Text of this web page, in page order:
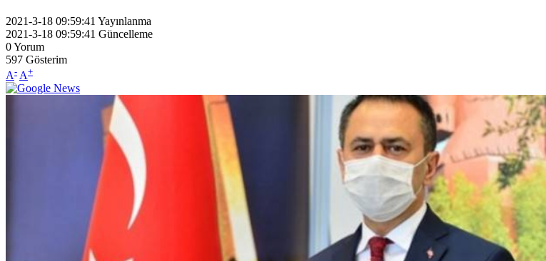
2021-3-18 09:59:41 Yayınlanma
2021-3-18 09:59:41 Güncelleme
0Yorum
597 Gösterim
A- A+